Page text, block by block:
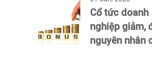
Cổ tức doanh
nghiệp giảm,
nguyên nhân